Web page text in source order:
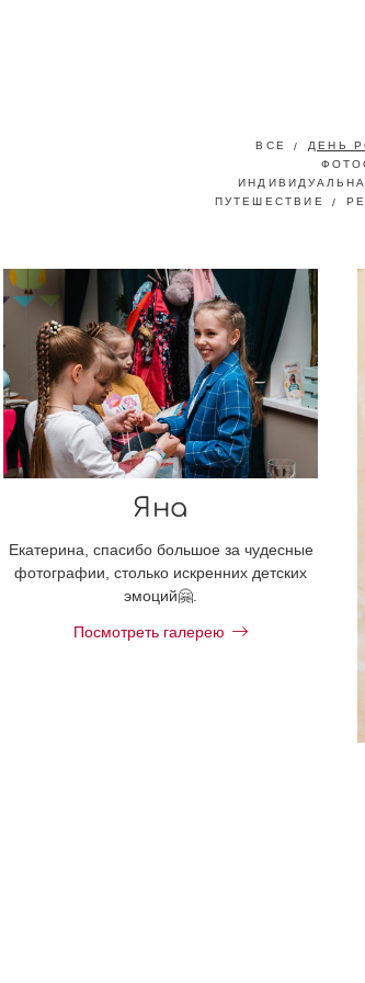
ВСЕ ДЕНЬ
ПУТЕШЕСТВИЕ
Яна
Екатерина, спасибо большое за чудесные
фотографии, столько искренних детских
эмоций🤗.
Посмотреть галерею